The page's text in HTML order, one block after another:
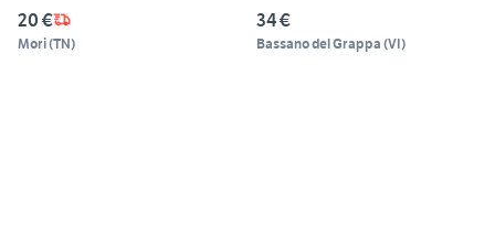
20 €
Mori(TN)
34 €
Bassano del Grappa (VI)